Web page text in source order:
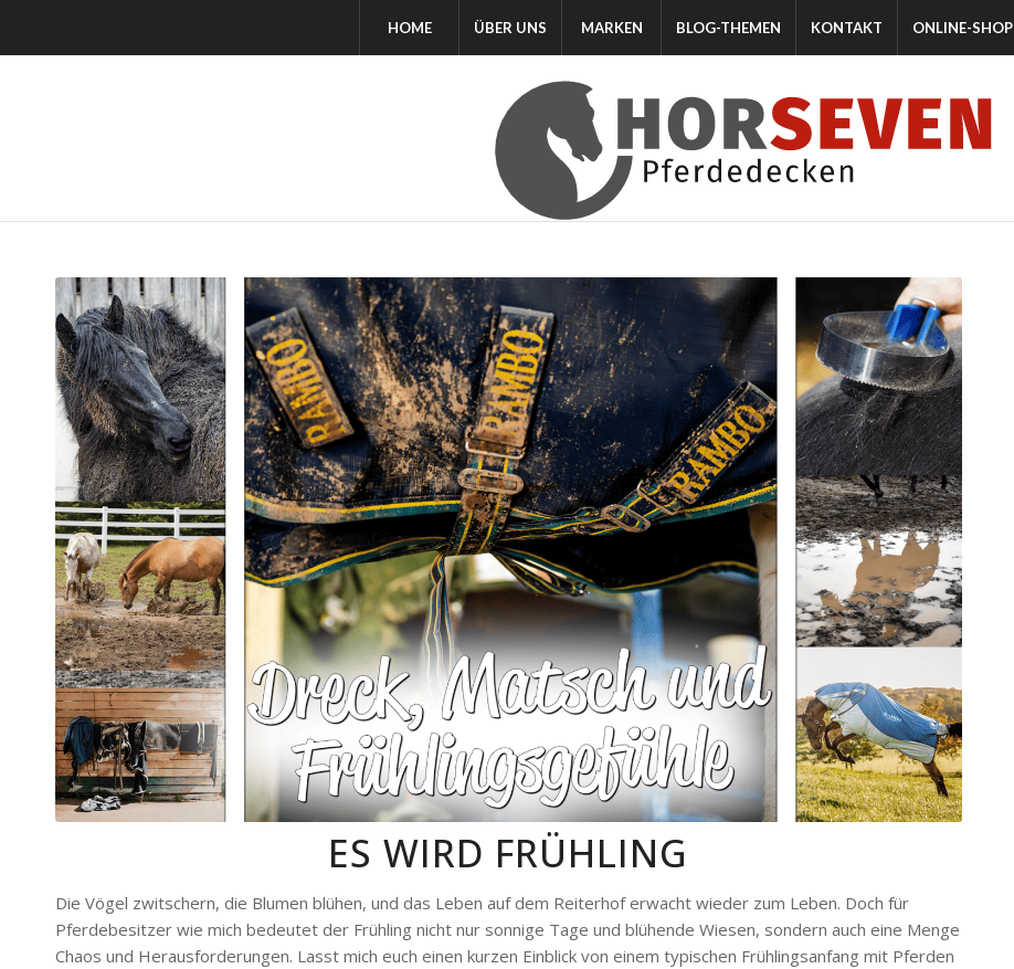
HOME ÜBER UNS MARKEN BLOG-THEMEN KONTAKT ONLINE-SHOP
ES WIRD FRÜHLING
Die Vögel zwitschern, die Blumen blühen, und das Leben auf dem Reiterhof erwacht wieder zum Leben. Doch für
Pferdebesitzer wie mich bedeutet der Frühling nicht nur sonnige Tage und blühende Wiesen, sondern auch eine Menge
Chaos und Herausforderungen. Lasst mich euch einen kurzen Einblick von einem typischen Frühlingsanfang mit Pferden